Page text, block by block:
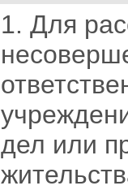
1. Для
дел или